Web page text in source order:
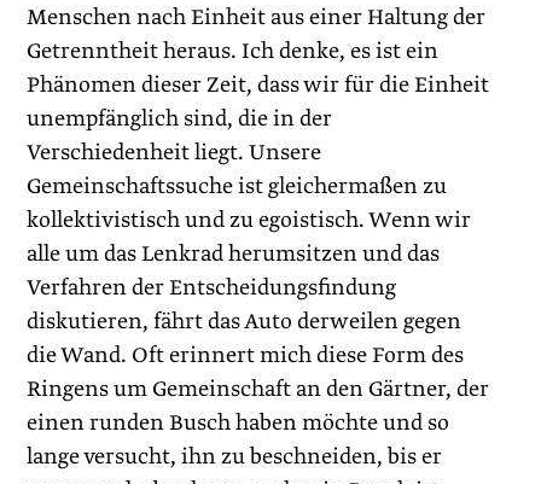
Menschen nach Einheit aus einer Haltung der
Getrenntheit heraus. Ich denke, es ist ein
Phänomen dieser Zeit, dass wir für die Einheit
unempfänglich sind, die in der
Verschiedenheit liegt. Unsere
Gemeinschaftssuche ist gleichermaßen zu
kollektivistisch und zu egoistisch. Wenn wir
alle um das Lenkrad herumsitzen und das
Verfahren der Entscheidungsfindung
diskutieren, fährt das Auto derweilen gegen
die Wand. Oft erinnert mich diese Form des
Ringens um Gemeinschaft an den Gärtner, der
einen runden Busch haben möchte und so
lange versucht, ihn zu beschneiden, bis er